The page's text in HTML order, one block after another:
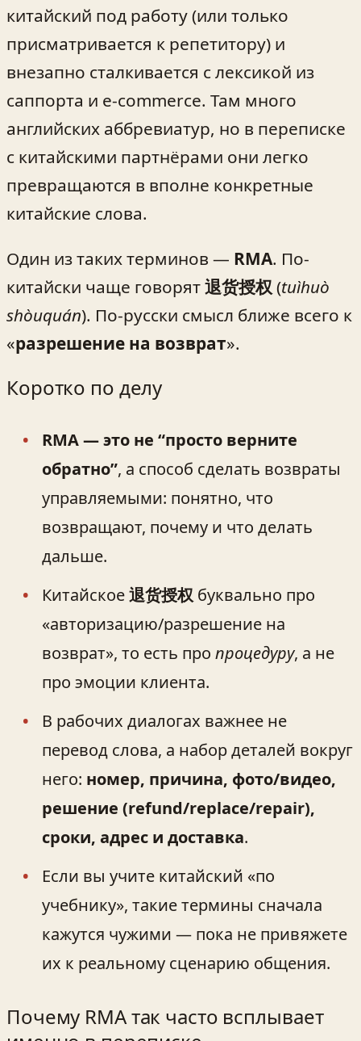
китайский под работу (или только
присматривается к репетитору) и
внезапно сталкивается с лексикой из
саппорта и e‑commerce. Там много
английских аббревиатур, но в переписке
с китайскими партнёрами они легко
превращаются в вполне конкретные
китайские слова.
Один из таких терминов — RMA. По-
китайски чаще говорят退货授权(tuìhuò
shòuquán). По-русски смысл ближе всего к
«разрешение на возврат».
Коротко по делу
RMA — это не “просто верните
обратно”, а способ сделать возвраты
управляемыми: понятно, что
возвращают, почему и что делать
дальше.
Китайское退货授权 буквально про
«авторизацию/разрешение на
возврат», то есть про процедуру, а не
про эмоции клиента.
В рабочих диалогах важнее не
перевод слова, а набор деталей вокруг
него: номер, причина, фото/видео,
решение (refund/replace/repair),
сроки, адрес и доставка.
Если вы учите китайский «по
учебнику», такие термины сначала
кажутся чужими — пока не привяжете
их к реальному сценарию общения.
Почему RMA так часто всплывает